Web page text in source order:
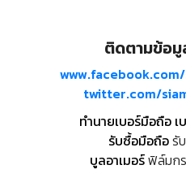
ติดตามข้อ
twitter.com/
ทำนายเบอร์มือถือ
รับซื้อมือถือรั
บูลอาเมอร์ฟิล์มก